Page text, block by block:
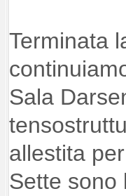
Terminata
Sala
allestita
Sette sono